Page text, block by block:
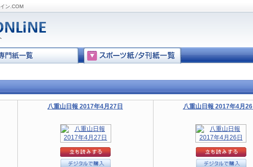
ン.COM
八重山日報 2017年4月27日 八重山日報 2017年4月26